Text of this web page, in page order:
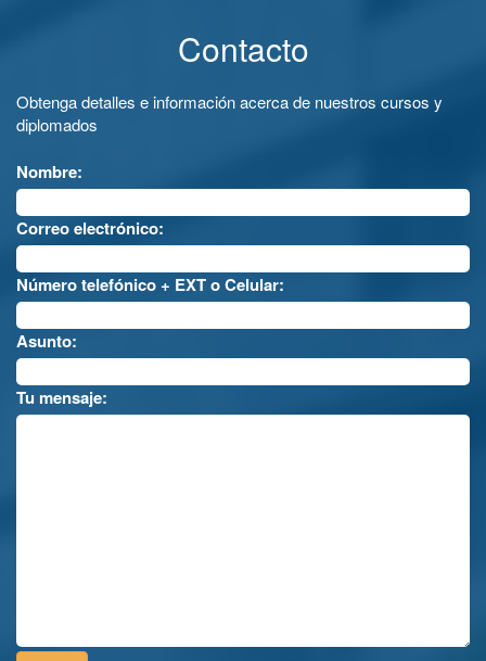
Contacto
Obtenga detalles e información acerca de nuestros cursos y
diplomados
Nombre:
Correo electrónico:
Número telefónico + EXT o Celular:
Asunto:
Tu mensaje: